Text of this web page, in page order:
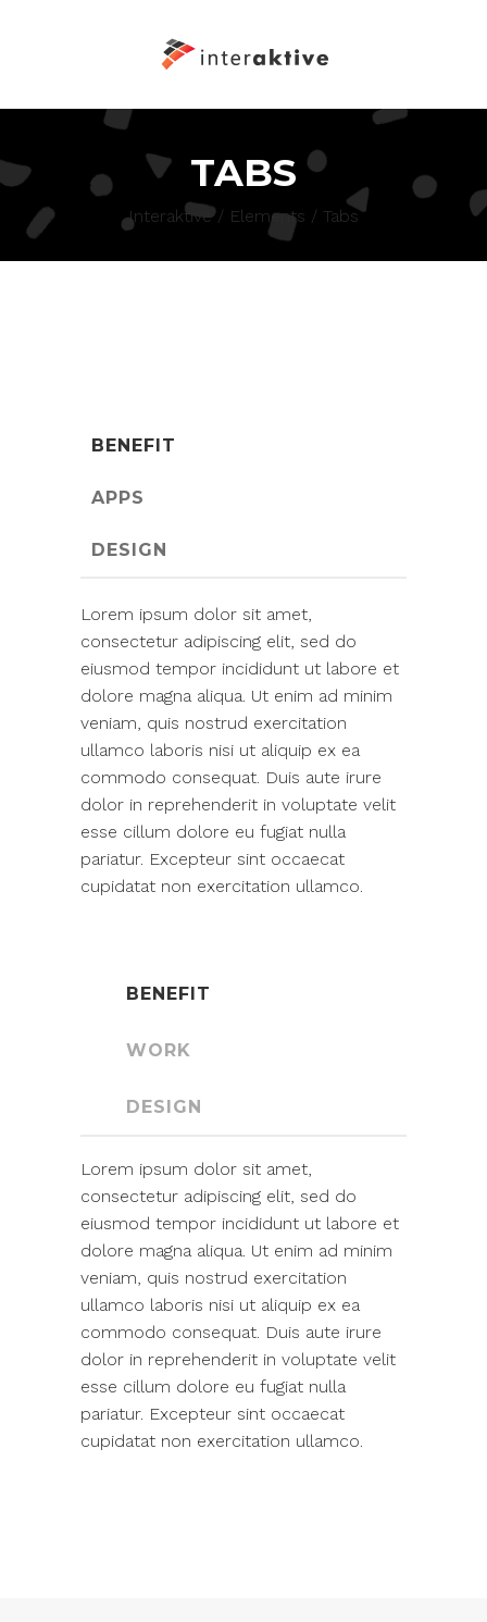
TABS
Interaktive/ Elements / Tabs
BENEFIT
APPS
DESIGN
Lorem ipsum dolor sit amet,
consectetur adipiscing elit, sed do
eiusmod tempor incididunt ut labore et
dolore magna aliqua. Ut enim ad minim
veniam, quis nostrud exercitation
ullamco laboris nisi ut aliquip ex ea
commodo consequat. Duis aute irure
dolor in reprehenderit in voluptate velit
esse cillum dolore eu fugiat nulla
pariatur. Excepteur sint occaecat
cupidatat non exercitation ullamco.
BENEFIT
WORK
DESIGN
Lorem ipsum dolor sit amet,
consectetur adipiscing elit, sed do
eiusmod tempor incididunt ut labore et
dolore magna aliqua. Ut enim ad minim
veniam, quis nostrud exercitation
ullamco laboris nisi ut aliquip ex ea
commodo consequat. Duis aute irure
dolor in reprehenderit in voluptate velit
esse cillum dolore eu fugiat nulla
pariatur. Excepteur sint occaecat
cupidatat non exercitation ullamco.